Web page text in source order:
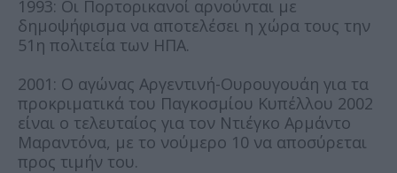
1993: Οι Πορτορικανοί αρνούνται με
δημοψήφισμα να αποτελέσει η χώρα τους την
51η πολιτεία των ΗΠΑ.
2001: Ο αγώνας Αργεντινή-Ουρουγουάη για τα
προκριματικά του Παγκοσμίου Κυπέλλου 2002
είναι ο τελευταίος για τον Ντιέγκο Αρμάντο
Μαραντόνα, με το νούμερο 10 να αποσύρεται
προς τιμήν του.